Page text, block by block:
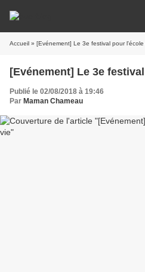
Accueil » [Evénement] Le 3e festival pour l'école
[Evénement] Le 3e
Publié le 02/08/2018 à 19:46
Par Maman Chameau